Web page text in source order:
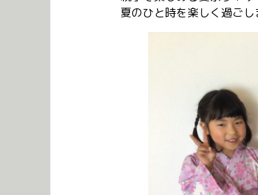
夏のひと時を楽しく過ごし